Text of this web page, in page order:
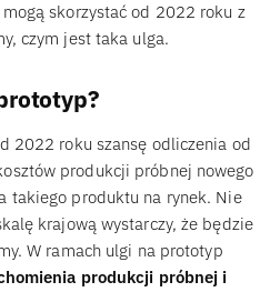
skorzystać od 2022 roku z
czym jest taka ulga.
2022 roku szansę odliczenia od
produkcji próbnej nowego
takiego produktu na rynek. Nie
krajową wystarczy, że będzie
W ramach ulgi na prototyp
produkcji próbnej i